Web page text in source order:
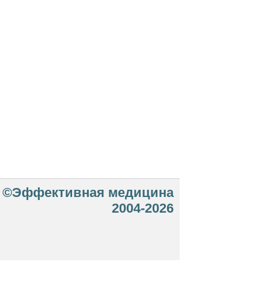
©Эффективная медицина
2004-2026